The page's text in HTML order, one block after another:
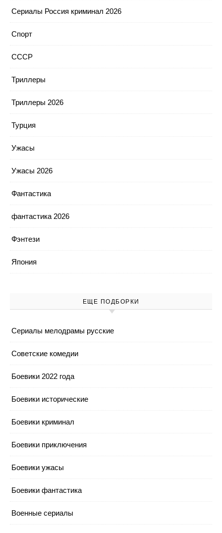
Сериалы Россия криминал 2026
Спорт
СССР
Триллеры
Триллеры 2026
Турция
Ужасы
Ужасы 2026
Фантастика
фантастика 2026
Фэнтези
Япония
ЕЩЕ ПОДБОРКИ
Cериалы мелодрамы русские
Cоветские комедии
Боевики 2022 года
Боевики исторические
Боевики криминал
Боевики приключения
Боевики ужасы
Боевики фантастика
Военные сериалы